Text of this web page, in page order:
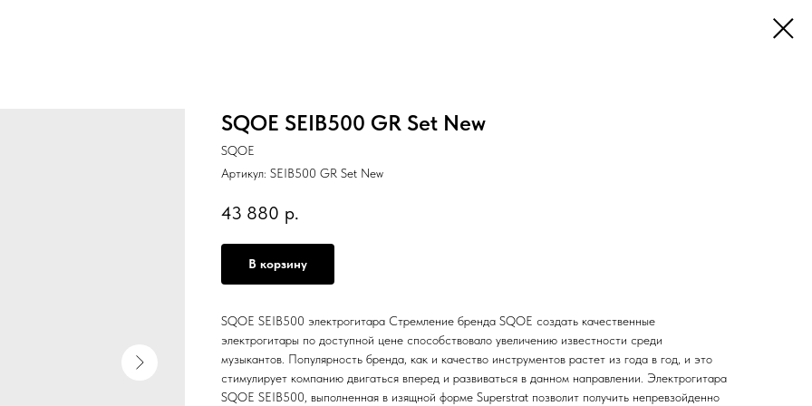
SQOE SEIB500 GR Set New
SQOE
Артикул: SEIB500 GR Set New
43 880 р.
В корзину
SQOE SEIB500 электрогитара Стремление бренда SQOE создать качественные
электрогитары по доступной цене способствовало увеличению известности среди
музыкантов. Популярность бренда, как и качество инструментов растет из года в год, и это
стимулирует компанию двигаться вперед и развиваться в данном направлении. Электрогитара
SQOE SEIB500, выполненная в изящной форме Superstrat позволит получить непревзойденно